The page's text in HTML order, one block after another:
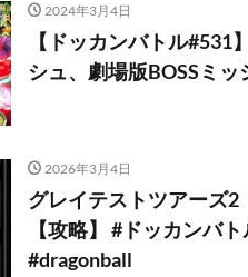
2024年3月4日
【ドッカンバトル#531
シュ、劇場版BOSSミ
2026年3月4日
グレイテストツアーズ
【攻略】 #ドッカンバ
#dragonball